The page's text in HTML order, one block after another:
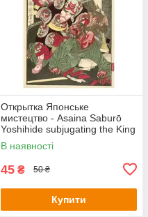
Открытка Японське
мистецтво - Asaina Saburō
Yoshihide subjugating the King
of Hell, 1873
В наявності
45 ₴ 50 ₴
Купити